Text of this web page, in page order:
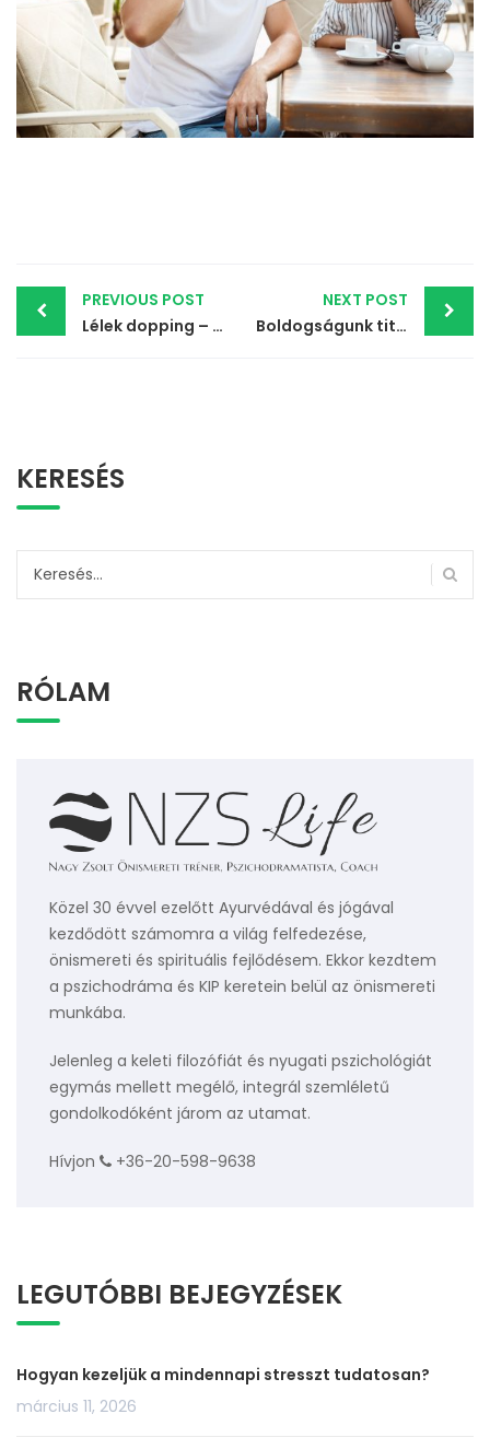
Post
navigation
PREVIOUS POST
Lélek dopping – Mi történik a csetablak mögött?
NEXT POST
Boldogságunk titka önmagunkban
KERESÉS
Keresés:
RÓLAM
Közel 30 évvel ezelőtt Ayurvédával és jógával
kezdődött számomra a világ felfedezése,
önismereti és spirituális fejlődésem. Ekkor kezdtem
a pszichodráma és KIP keretein belül az önismereti
munkába.
Jelenleg a keleti filozófiát és nyugati pszichológiát
egymás mellett megélő, integrál szemléletű
gondolkodóként járom az utamat.
Hívjon +36-20-598-9638
LEGUTÓBBI BEJEGYZÉSEK
Hogyan kezeljük a mindennapi stresszt tudatosan?
március 11, 2026